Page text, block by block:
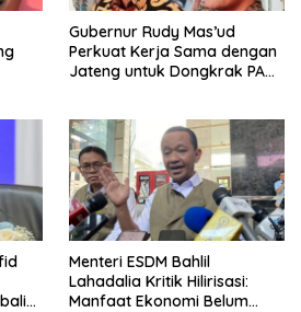
Gubernur Rudy Mas’ud
Perkuat Kerja Sama dengan
Jateng untuk Dongkrak PAD
Menteri ESDM Bahlil
Lahadalia Kritik Hilirisasi:
Manfaat Ekonomi Belum